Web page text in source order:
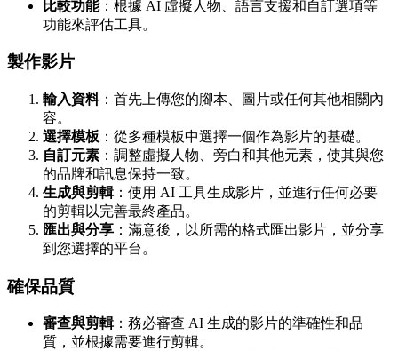
比較功能：根據 AI 虛擬人物、語言支援和自訂選項等
功能來評估工具。
製作影片
輸入資料：首先上傳您的腳本、圖片或任何其他相關內
容。
選擇模板 ：從多種模板中選擇一個作為影片的基礎。
自訂元素 ：調整虛擬人物、旁白和其他元素，使其與您
的品牌和訊息保持一致。
生成與剪輯：使用 AI 工具生成影片，並進行任何必要
的剪輯以完善最終產品。
匯出與分享 ：滿意後，以所需的格式匯出影片，並分享
到您選擇的平台。
確保品質
審查與剪輯：務必審查 AI 生成的影片的準確性和品
質，並根據需要進行剪輯。